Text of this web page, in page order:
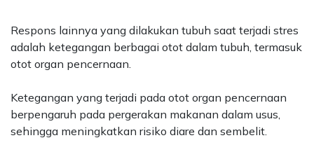
Respons lainnya yang dilakukan tubuh saat terjadi stres
adalah ketegangan berbagai otot dalam tubuh, termasuk
otot organ pencernaan.
Ketegangan yang terjadi pada otot organ pencernaan
berpengaruh pada pergerakan makanan dalam usus,
sehingga meningkatkan risiko diare dan sembelit.